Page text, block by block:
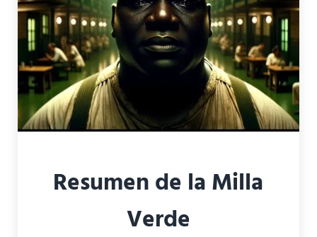
Resumen de la Milla
Verde